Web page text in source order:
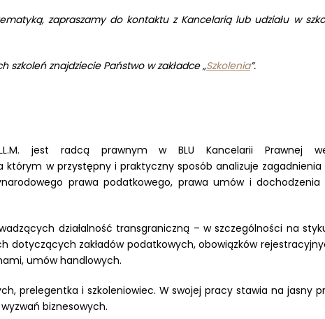
zapraszamy do kontaktu z Kancelarią lub udziału w
znajdziecie Państwo w zakładce „Szkolenia”.
jest radcą prawnym w BLU Kancelarii Prawnej
którym w przystępny i praktyczny sposób analizuje
prawa podatkowego, prawa umów i
działalność transgraniczną – w szczególności na
dotyczących zakładów podatkowych, obowiązków
umów handlowych.
prelegentka i szkoleniowiec. W swojej pracy stawia na jasny
biznesowych.